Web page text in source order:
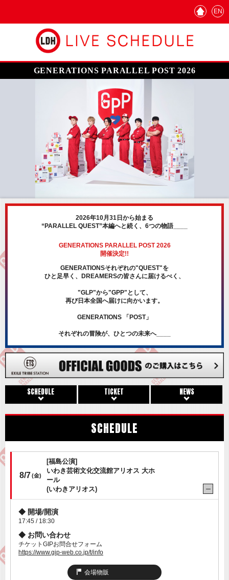
EN
GENERATIONS PARALLEL POST 2026
2026年10月31日から始まる
“PARALLEL QUEST”本編へと続く、6つの物語____
GENERATIONS PARALLEL POST 2026
開催決定!!
GENERATIONSそれぞれの"QUEST"を
ひと足早く、DREAMERSの皆さんに届けるべく、
"GLP"から"GPP"として、
再び日本全国へ届けに向かいます。
GENERATIONS 「POST」
それぞれの冒険が、ひとつの未来へ____
SCHEDULE TICKET NEWS
SCHEDULE
8/7(金)
[福島公演]
いわき芸術文化交流館アリオス 大ホ
ール
(いわきアリオス)
開場/開演
17:45 / 18:30
お問い合わせ
チケットGIPお問合せフォーム
https://www.gip-web.co.jp/t/info
会場物販